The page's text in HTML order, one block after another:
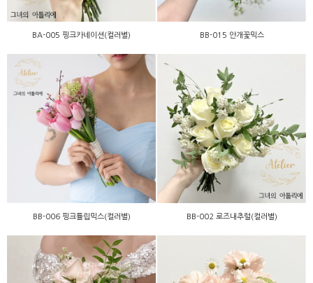
BA-005 핑크카네이션(컬러별) BB-015 안개꽃믹스
BB-006 핑크튤립믹스(컬러
별)
BB-006 핑크튤립믹스(컬러별)
BB-002 로즈내추럴(컬러
별)
BB-002 로즈내추럴(컬러별)